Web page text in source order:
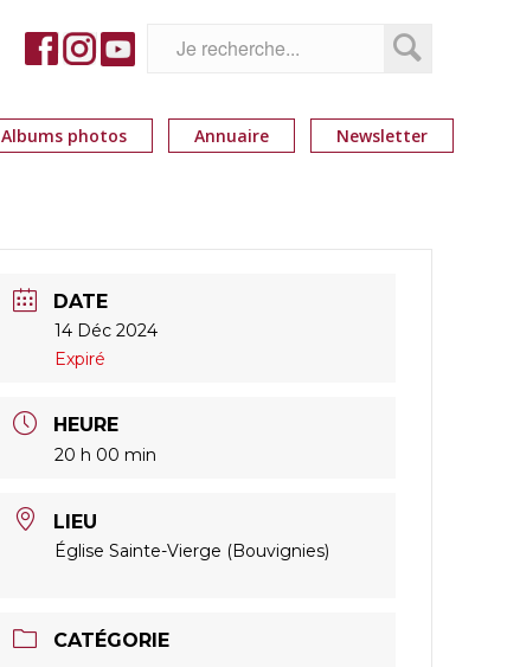
Albums photos Annuaire Newsletter
DATE
14 Déc 2024
Expiré
HEURE
20 h 00 min
LIEU
Église Sainte-Vierge (Bouvignies)
CATÉGORIE